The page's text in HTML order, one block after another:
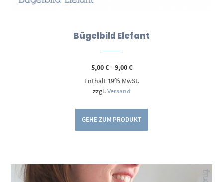
Bügelbild Elefant
5,00€–9,00€Preisspanne:
bis
Enthält 19% MwSt.
zzgl.Versand
GEHE ZUM PRODUKT